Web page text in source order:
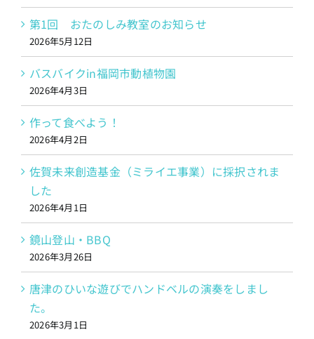
第1回 おたのしみ教室のお知らせ
2026年5月12日
バスバイクin福岡市動植物園
2026年4月3日
作って食べよう！
2026年4月2日
佐賀未来創造基金（ミライエ事業）に採択されま
した
2026年4月1日
鏡山登山・BBQ
2026年3月26日
唐津のひいな遊びでハンドベルの演奏をしまし
た。
2026年3月1日